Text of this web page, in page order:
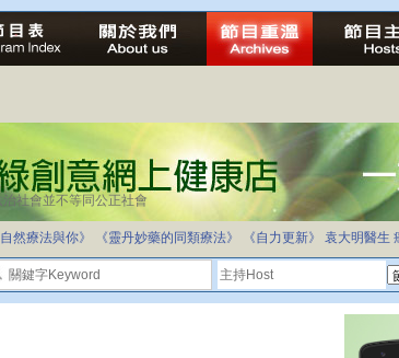
治社會並不等同公正社會
自然療法與你》 《靈丹妙藥的同類療法》 《自力更新》 袁大明醫生